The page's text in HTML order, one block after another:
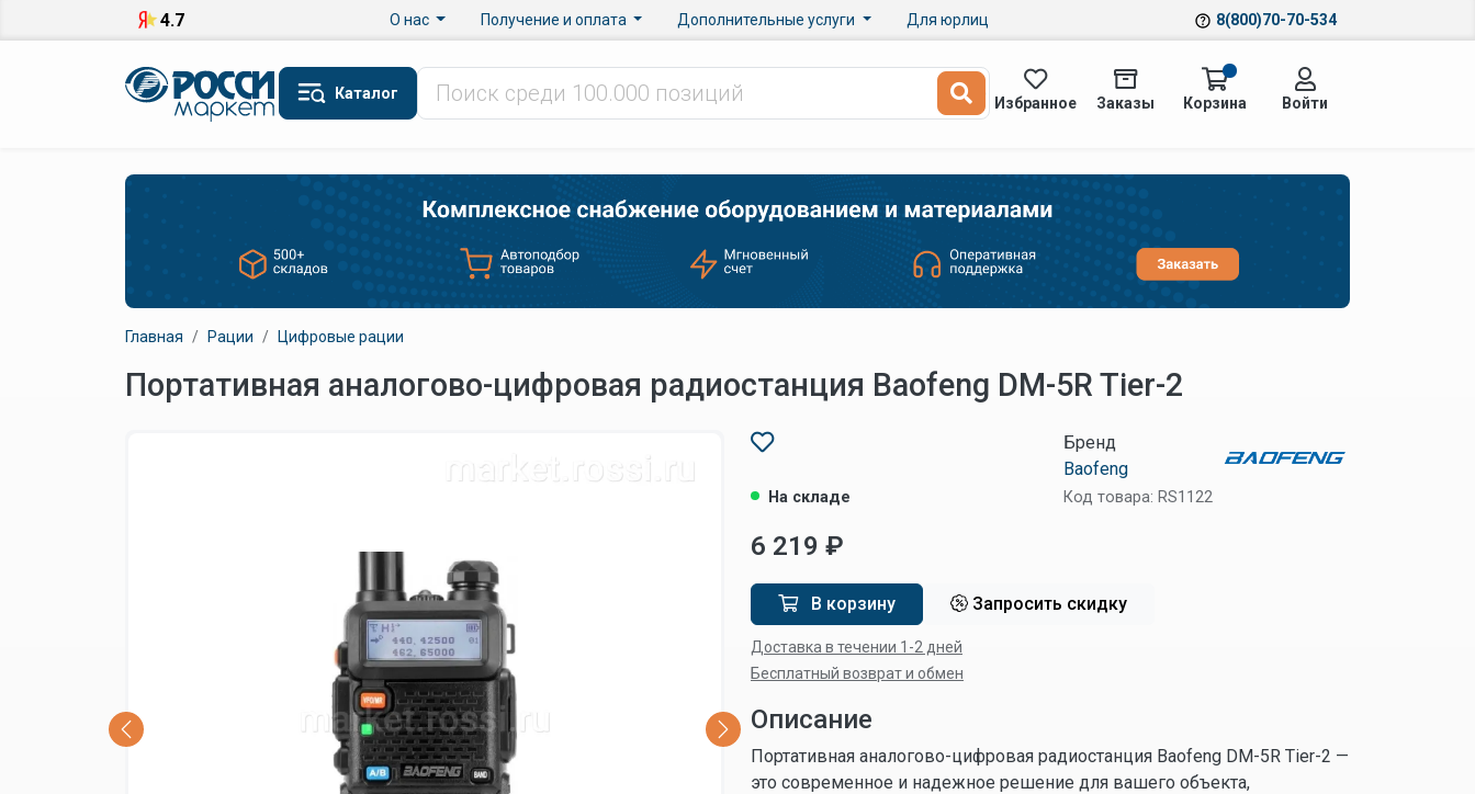
Перейти к основному содержанию
4.7 Верхнее меню
О нас Получение и оплата Дополнительные услуги Для юрлиц 8(800)70-70-534
Каталог
Избранное Заказы Корзина Войти
Главная Рации Цифровые рации
Портативная аналогово-цифровая радиостанция Baofeng DM-5R Tier-2
Бренд
Baofeng
На складе Код товара: RS1122
6 219 ₽
В корзину Запросить скидку
Доставка в течении 1-2 дней
Бесплатный возврат и обмен
Описание
Портативная аналогово-цифровая радиостанция Baofeng DM-5R Tier-2 —
это современное и надежное решение для вашего объекта,